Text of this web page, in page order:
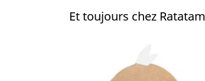
Et toujours chez Ratatam